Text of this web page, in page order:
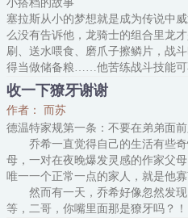
老师真客气，上课发了食材还发
师叫我滚出去？？？
第十七天：
新来的老师是蛇
小搭档的故事
塞拉斯从小的梦想就是成为传说中
么没有告诉他，龙骑士的组合里龙
刷、送水喂食、磨爪子擦鳞片，战
得当做储备粮……他苦练战斗技能可
不过为了能够飞上天，忍了吧……等
龙“骑”的喂！
PS.又名《龙背上的肉罐头》、《龙
是拿来吃的》、《龙骑士不是储备粮
收一下獠牙谢谢
作者： 而苏
德温特家规第一条：不要在弟弟面前
乔希一直觉得自己的生活有些奇
母，一对在夜晚爆发灵感的作家父
唯一一个正常一点的家人，就是他寡
然而有一天，乔希好像忽然发现
等，二哥，你嘴里面那是獠牙吗？！